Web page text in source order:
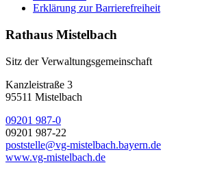
Erklärung zur Barrierefreiheit
Rathaus Mistelbach
Sitz der Verwaltungsgemeinschaft
Kanzleistraße 3
95511 Mistelbach
09201 987-0
09201 987-22
poststelle@vg-mistelbach.bayern.de
www.vg-mistelbach.de